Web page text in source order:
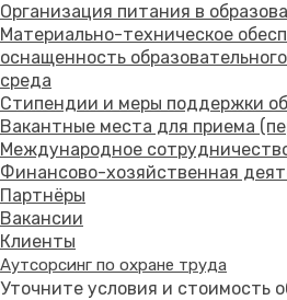
Организация питания в
Материально-техническое
оснащенность
среда
Стипендии и меры поддержки
Вакантные места для приема
Международное
Финансово-хозяйственная
Партнёры
Вакансии
Клиенты
Аутсорсинг по охране труда
Уточните условия и стоимость